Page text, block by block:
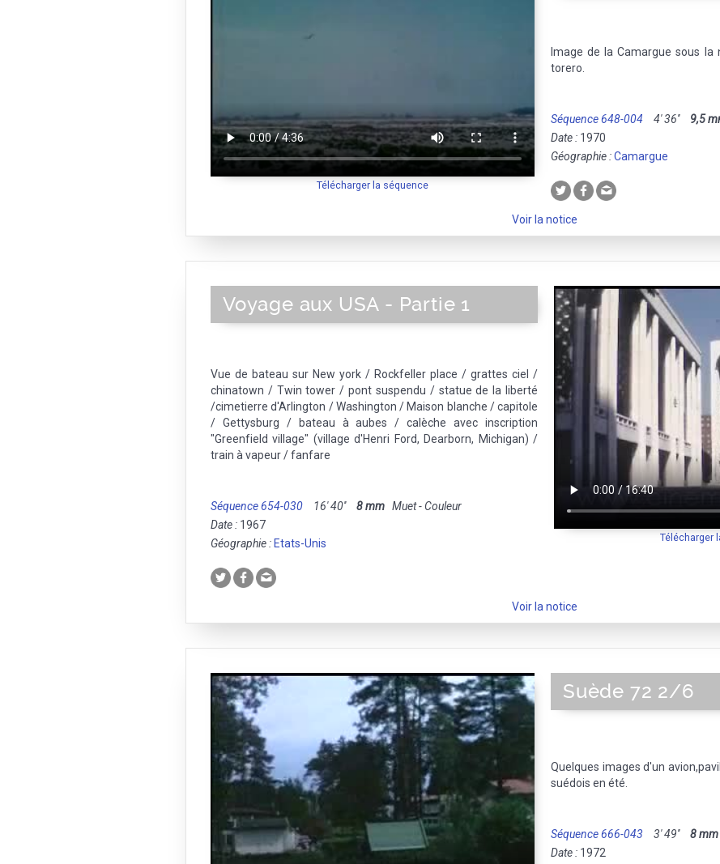
Télécharger la séquence
Image de la Camargue sous
torero.
Séquence 648-004 4' 36'' 9,5
Date : 1970
Géographie :Camargue
Voir la notice
Télécharger
Voyage aux USA - Partie 1
Vue de bateau sur New york / Rockfeller place / grattes ciel /
chinatown / Twin tower / pont suspendu / statue de la liberté
/cimetierre d'Arlington / Washington / Maison blanche / capitole
/ Gettysburg / bateau à aubes / calèche avec inscription
"Greenfield village" (village d'Henri Ford, Dearborn, Michigan) /
train à vapeur / fanfare
Séquence 654-030 16' 40'' 8 mm Muet - Couleur
Date : 1967
Géographie : Etats-Unis
Voir la notice
Suède 72 2/6
Quelques images d'un
suédois en été.
Séquence 666-043 3' 49'' 8 mm
Date : 1972